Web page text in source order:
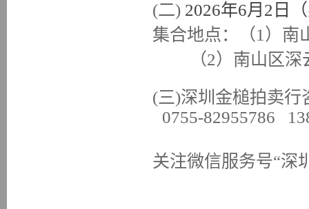
(二) 2026年6月 2日
集合地点：
（1 ） 南
（2） 南山区深
(三)深圳金槌拍卖行
0755-82955786
关注微信服务号“深